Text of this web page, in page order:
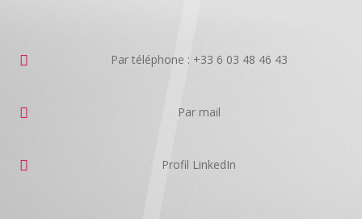
Par téléphone : +33 6 03 48 46 43
Par mail
Profil LinkedIn